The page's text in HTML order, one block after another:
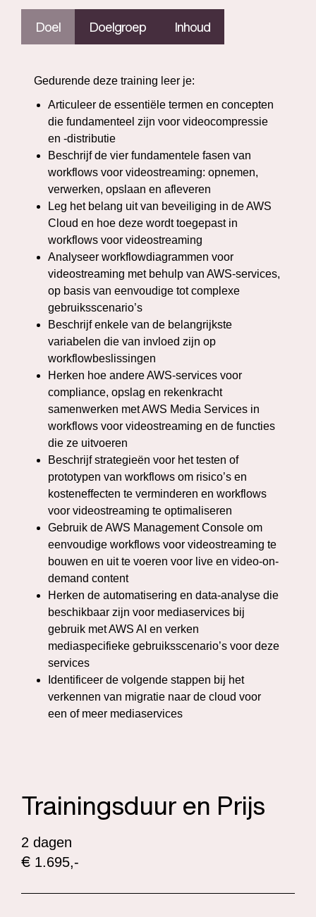
Doel Doelgroep Inhoud
Gedurende deze training leer je:
Articuleer de essentiële termen en concepten
die fundamenteel zijn voor videocompressie
en -distributie
Beschrijf de vier fundamentele fasen van
workflows voor videostreaming: opnemen,
verwerken, opslaan en afleveren
Leg het belang uit van beveiliging in de AWS
Cloud en hoe deze wordt toegepast in
workflows voor videostreaming
Analyseer workflowdiagrammen voor
videostreaming met behulp van AWS-services,
op basis van eenvoudige tot complexe
gebruiksscenario’s
Beschrijf enkele van de belangrijkste
variabelen die van invloed zijn op
workflowbeslissingen
Herken hoe andere AWS-services voor
compliance, opslag en rekenkracht
samenwerken met AWS Media Services in
workflows voor videostreaming en de functies
die ze uitvoeren
Beschrijf strategieën voor het testen of
prototypen van workflows om risico’s en
kosteneffecten te verminderen en workflows
voor videostreaming te optimaliseren
Gebruik de AWS Management Console om
eenvoudige workflows voor videostreaming te
bouwen en uit te voeren voor live en video-on-
demand content
Herken de automatisering en data-analyse die
beschikbaar zijn voor mediaservices bij
gebruik met AWS AI en verken
mediaspecifieke gebruiksscenario’s voor deze
services
Identificeer de volgende stappen bij het
verkennen van migratie naar de cloud voor
een of meer mediaservices
Trainingsduur en Prijs
2 dagen
€ 1.695,-